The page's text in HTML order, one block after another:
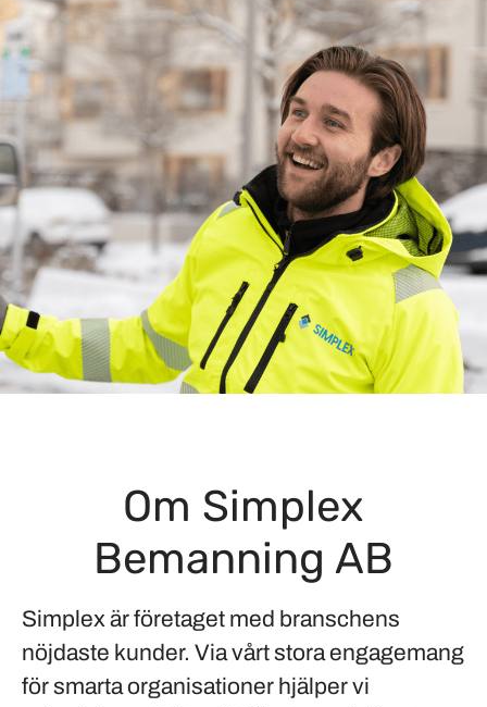
Om Simplex
Bemanning AB
Simplex är företaget med branschens
nöjdaste kunder. Via vårt stora engagemang
för smarta organisationer hjälper vi